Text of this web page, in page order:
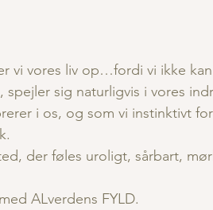
vi vores liv op…fordi vi ikke
spejler sig naturligvis i vores
i os, og som vi instinktivt
der føles uroligt, sårbart,
ALverdens FYLD.